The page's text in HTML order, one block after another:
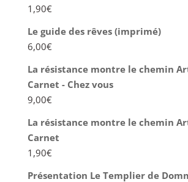
1,90€
Le guide des rêves (imprimé)
6,00€
La résistance montre le chemin
Carnet - Chez vous
9,00€
La résistance montre le chemin
Carnet
1,90€
Présentation Le Templier de